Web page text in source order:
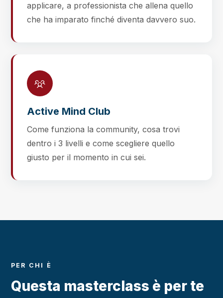
applicare, a professionista che allena quello
che ha imparato finché diventa davvero suo.
Active Mind Club
Come funziona la community, cosa trovi
dentro i 3 livelli e come scegliere quello
giusto per il momento in cui sei.
PER CHI È
Questa masterclass è per te